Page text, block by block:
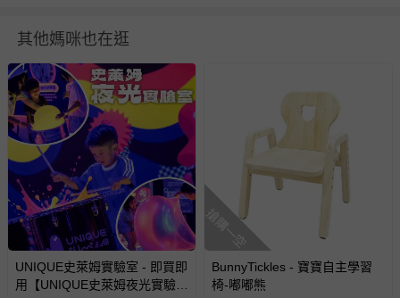
並點選『我要退貨』即可進行申請。若有相關退貨問題，請
至媽咪愛LINE@客服ID: @mamilove
與服務，謝謝。
針對滿件折/滿額贈…等活動，如因部份退貨，而該訂單保
留商品未達活動門檻，將以原價計算，活動贈品亦需一併退
回。
部分商品依據消費者保護法的規定，不適用七天鑑賞期/猶
豫期範圍：
易於腐敗、保存期限較短或解約時即將逾期（例如生鮮
商品、食品等）。
客製化商品（例如客製生日書、姓名貼等）。
其他媽咪也在逛
UNIQUE史萊姆實驗室 - 即買即
用【UNIQUE史萊姆夜光實驗室
搶購一空
BunnyTickles - 寶寶自主學習
椅-嘟嘟熊